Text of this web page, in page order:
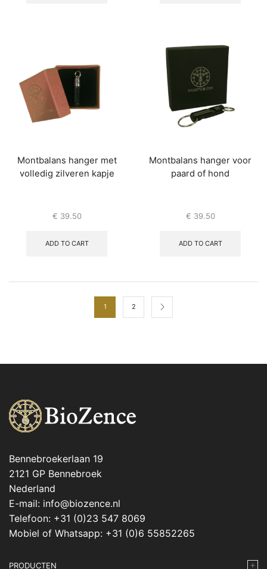
Montbalans hanger met
volledig zilveren kapje
€ 39.50
ADD TO CART
Montbalans hanger voor
paard of hond
€ 39.50
ADD TO CART
1 2
Bennebroekerlaan 19
2121 GP Bennebroek
Nederland
E-mail: info@biozence.nl
Telefoon: +31 (0)23 547 8069
Mobiel of Whatsapp: +31 (0)6 55852265
PRODUCTEN